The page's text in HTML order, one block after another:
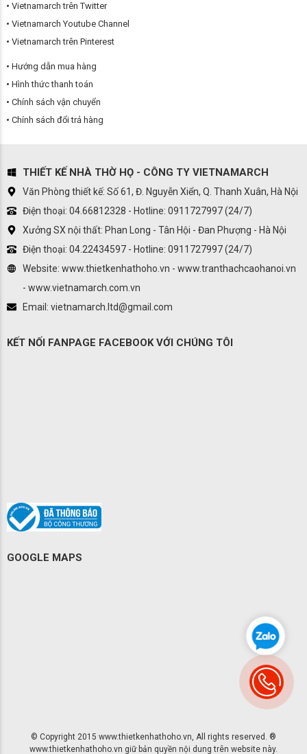
Vietnamarch trên Twitter
Vietnamarch Youtube Channel
Vietnamarch trên Pinterest
Hướng dẫn mua hàng
Hình thức thanh toán
Chính sách vận chuyển
Chính sách đổi trả hàng
THIẾT KẾ NHÀ THỜ HỌ - CÔNG TY VIETNAMARCH
Văn Phòng thiết kế: Số 61, Đ. Nguyễn Xiển, Q. Thanh Xuân, Hà Nội
Điện thoại: 04.66812328 - Hotline: 0911727997 (24/7)
Xưởng SX nội thất: Phan Long - Tân Hội - Đan Phượng - Hà Nội
Điện thoại: 04.22434597 - Hotline: 0911727997 (24/7)
Website: www.thietkenhathoho.vn - www.tranthachcaohanoi.vn
- www.vietnamarch.com.vn
Email: vietnamarch.ltd@gmail.com
KẾT NỐI FANPAGE FACEBOOK VỚI CHÚNG TÔI
GOOGLE MAPS
© Copyright 2015 www.thietkenhathoho.vn, All rights reserved. ®
www.thietkenhathoho.vn giữ bản quyền nội dung trên website này.